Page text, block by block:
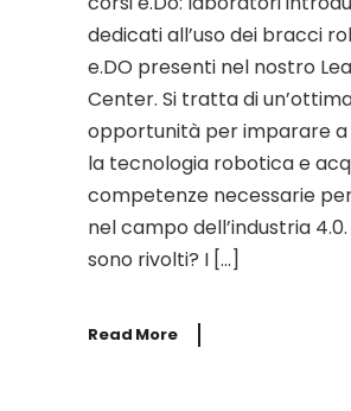
dedicati all’uso dei bracci
e.DO presenti nel nostro
Center. Si tratta di
opportunità per imparare a
la tecnologia robotica e
competenze necessarie
nel campo dell’industria
sono rivolti? I […]
Read More